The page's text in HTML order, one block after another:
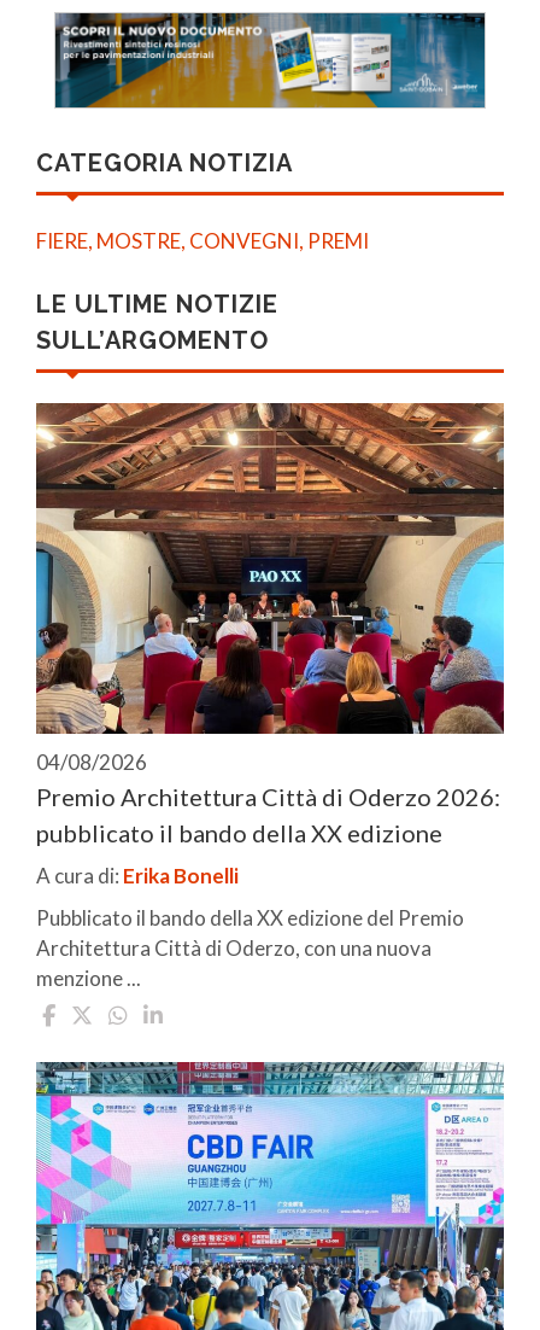
CATEGORIA NOTIZIA
FIERE, MOSTRE, CONVEGNI, PREMI
LE ULTIME NOTIZIE
SULL’ARGOMENTO
04/08/2026
Premio Architettura Città di Oderzo 2026:
pubblicato il bando della XX edizione
A cura di: Erika Bonelli
Pubblicato il bando della XX edizione del Premio
Architettura Città di Oderzo, con una nuova
menzione ...